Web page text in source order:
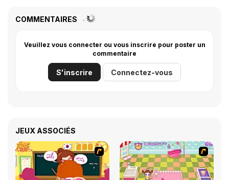
COMMENTAIRES
Veuillez vous connecter ou vous inscrire pour poster un
commentaire
S'inscrire Connectez-vous
JEUX ASSOCIÉS